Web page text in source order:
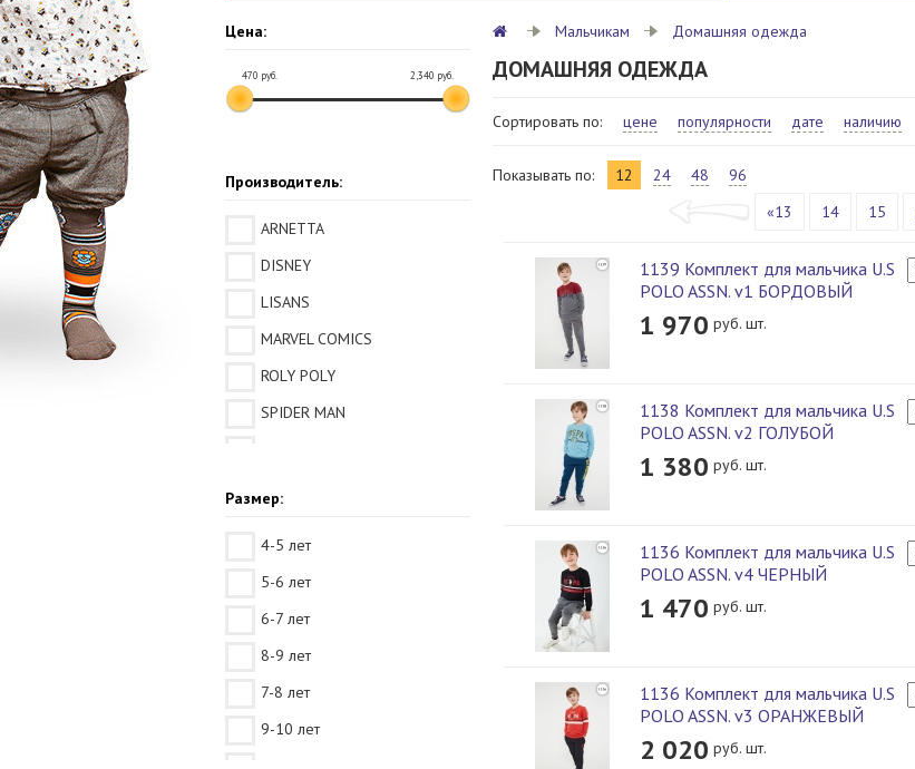
Цена:
470 руб. 2,340 руб.
Производитель:
ARNETTA
DISNEY
LISANS
MARVEL COMICS
ROLY POLY
SPIDER MAN
Размер:
4-5 лет
5-6 лет
6-7 лет
8-9 лет
7-8 лет
9-10 лет
Мальчикам Домашняя одежда
ДОМАШНЯЯ ОДЕЖДА
Сортировать по: цене популярности дате наличию
Показывать по: 12 24 48
96
«13
14 15
1139 Комплект для мальчика U.S
POLO ASSN. v1 БОРДОВЫЙ
1 970 руб. шт.
1138 Комплект для мальчика U.S
POLO ASSN. v2 ГОЛУБОЙ
1 380 руб. шт.
1136 Комплект для мальчика U.S
POLO ASSN. v4 ЧЕРНЫЙ
1 470 руб. шт.
1136 Комплект для мальчика U.S
POLO ASSN. v3 ОРАНЖЕВЫЙ
2 020 руб. шт.